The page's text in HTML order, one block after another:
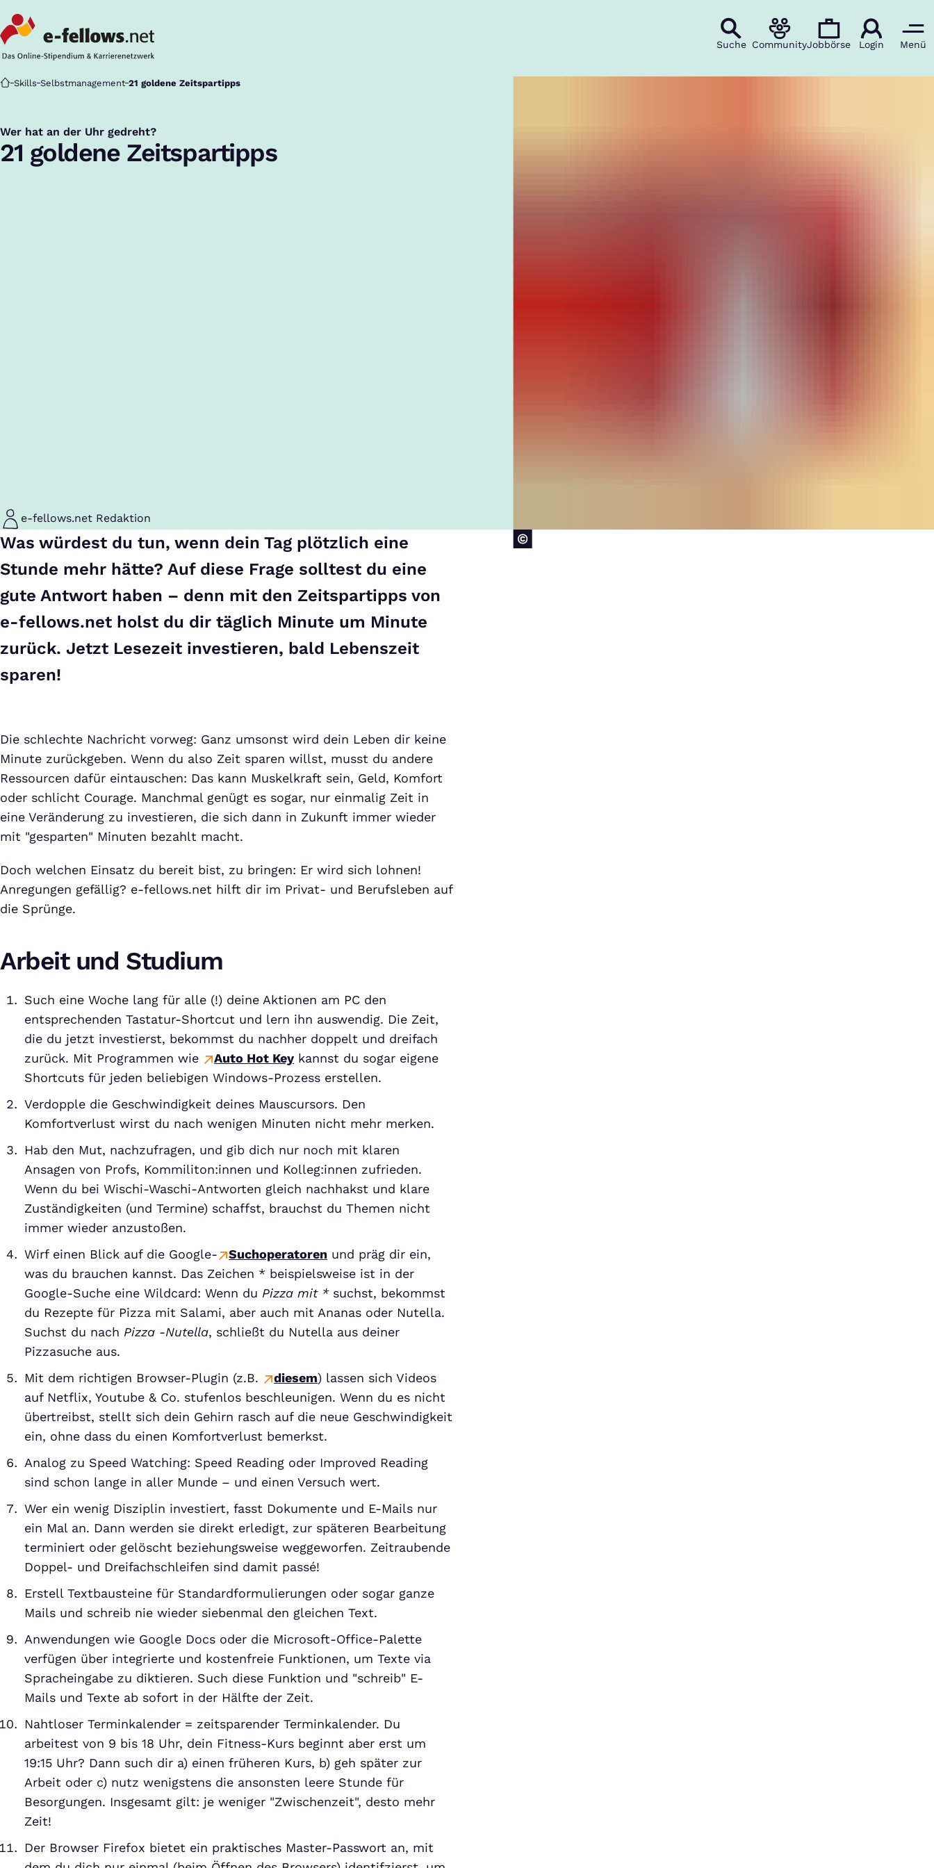
Suche CommunityJobbörse Login Menü
Startseite
Skills Selbstmanagement 21 goldene Zeitspartipps
Wer hat an der Uhr gedreht?
:
21 goldene Zeitspartipps
e-fellows.net Redaktion
Was würdest du tun, wenn dein Tag plötzlich eine
Stunde mehr hätte? Auf diese Frage solltest du eine
gute Antwort haben – denn mit den Zeitspartipps von
e-fellows.net holst du dir täglich Minute um Minute
zurück. Jetzt Lesezeit investieren, bald Lebenszeit
sparen!
Die schlechte Nachricht vorweg: Ganz umsonst wird dein Leben dir keine
Minute zurückgeben. Wenn du also Zeit sparen willst, musst du andere
Ressourcen dafür eintauschen: Das kann Muskelkraft sein, Geld, Komfort
oder schlicht Courage. Manchmal genügt es sogar, nur einmalig Zeit in
eine Veränderung zu investieren, die sich dann in Zukunft immer wieder
mit "gesparten" Minuten bezahlt macht.
Doch welchen Einsatz du bereit bist, zu bringen: Er wird sich lohnen!
Anregungen gefällig? e-fellows.net hilft dir im Privat- und Berufsleben auf
die Sprünge.
Arbeit und Studium
Such eine Woche lang für alle (!) deine Aktionen am PC den
entsprechenden Tastatur-Shortcut und lern ihn auswendig. Die Zeit,
die du jetzt investierst, bekommst du nachher doppelt und dreifach
zurück. Mit Programmen wie
Auto Hot Key kannst du sogar eigene
Shortcuts für jeden beliebigen Windows-Prozess erstellen.
Verdopple die Geschwindigkeit deines Mauscursors. Den
Komfortverlust wirst du nach wenigen Minuten nicht mehr merken.
Hab den Mut, nachzufragen, und gib dich nur noch mit klaren
Ansagen von Profs, Kommiliton:innen und Kolleg:innen zufrieden.
Wenn du bei Wischi-Waschi-Antworten gleich nachhakst und klare
Zuständigkeiten (und Termine) schaffst, brauchst du Themen nicht
immer wieder anzustoßen.
Wirf einen Blick auf die Google-
Suchoperatoren und präg dir ein,
was du brauchen kannst. Das Zeichen * beispielsweise ist in der
Google-Suche eine Wildcard: Wenn du Pizza mit *suchst, bekommst
du Rezepte für Pizza mit Salami, aber auch mit Ananas oder Nutella.
Suchst du nach Pizza -Nutella, schließt du Nutella aus deiner
Pizzasuche aus.
Mit dem richtigen Browser-Plugin (z.B.
diesem) lassen sich Videos
auf Netflix, Youtube & Co. stufenlos beschleunigen. Wenn du es nicht
übertreibst, stellt sich dein Gehirn rasch auf die neue Geschwindigkeit
ein, ohne dass du einen Komfortverlust bemerkst.
Analog zu Speed Watching: Speed Reading oder Improved Reading
sind schon lange in aller Munde – und einen Versuch wert.
Wer ein wenig Disziplin investiert, fasst Dokumente und E-Mails nur
ein Mal an. Dann werden sie direkt erledigt, zur späteren Bearbeitung
terminiert oder gelöscht beziehungsweise weggeworfen. Zeitraubende
Doppel- und Dreifachschleifen sind damit passé!
Erstell Textbausteine für Standardformulierungen oder sogar ganze
Mails und schreib nie wieder siebenmal den gleichen Text.
Anwendungen wie Google Docs oder die Microsoft-Office-Palette
verfügen über integrierte und kostenfreie Funktionen, um Texte via
Spracheingabe zu diktieren. Such diese Funktion und "schreib" E-
Mails und Texte ab sofort in der Hälfte der Zeit.
Nahtloser Terminkalender = zeitsparender Terminkalender. Du
arbeitest von 9 bis 18 Uhr, dein Fitness-Kurs beginnt aber erst um
19:15 Uhr? Dann such dir a) einen früheren Kurs, b) geh später zur
Arbeit oder c) nutz wenigstens die ansonsten leere Stunde für
Besorgungen. Insgesamt gilt: je weniger "Zwischenzeit", desto mehr
Zeit!
Der Browser Firefox bietet ein praktisches Master-Passwort an, mit